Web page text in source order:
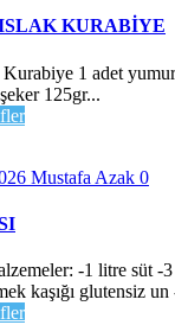
KURABİYE
1 adet
125gr...
Mustafa Azak 0
-1 litre süt -3
kaşığı glutensiz